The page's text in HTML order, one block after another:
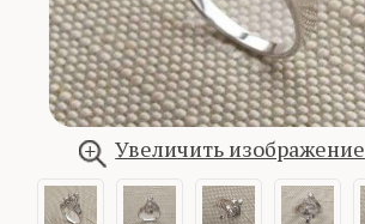
Увеличить изображение